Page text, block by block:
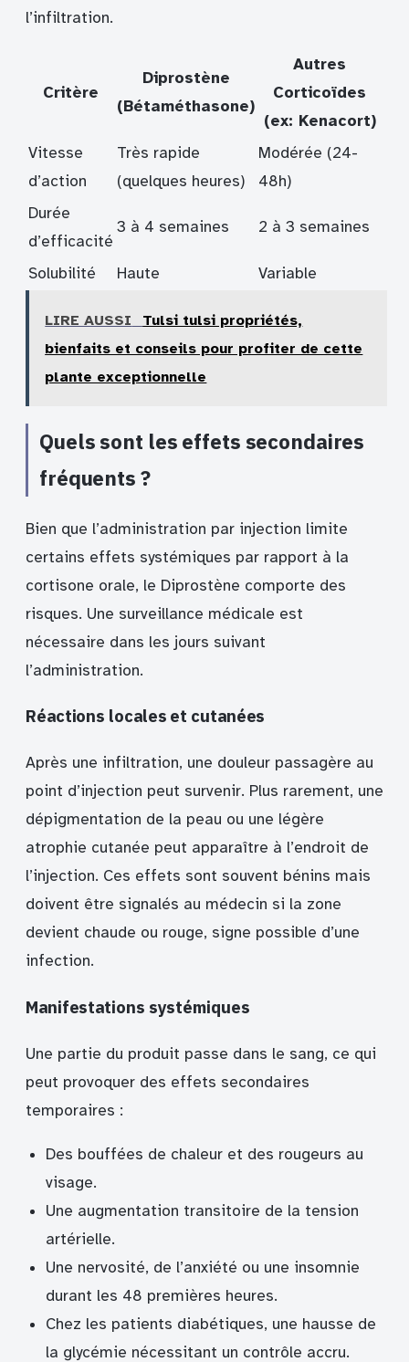
l’infiltration.
Critère
Diprostène
(Bétaméthasone)
Autres
Corticoïdes
(ex: Kenacort)
Vitesse
d’action
Très rapide
(quelques heures)
Modérée (24-
48h)
Durée
d’efficacité
3 à 4 semaines 2 à 3 semaines
Solubilité Haute Variable
LIRE AUSSI
Tulsi tulsi propriétés,
bienfaits et conseils pour profiter de cette
plante exceptionnelle
Quels sont les effets secondaires
fréquents ?
Bien que l’administration par injection limite
certains effets systémiques par rapport à la
cortisone orale, le Diprostène comporte des
risques. Une surveillance médicale est
nécessaire dans les jours suivant
l’administration.
Réactions locales et cutanées
Après une infiltration, une douleur passagère au
point d’injection peut survenir. Plus rarement, une
dépigmentation de la peau ou une légère
atrophie cutanée peut apparaître à l’endroit de
l’injection. Ces effets sont souvent bénins mais
doivent être signalés au médecin si la zone
devient chaude ou rouge, signe possible d’une
infection.
Manifestations systémiques
Une partie du produit passe dans le sang, ce qui
peut provoquer des effets secondaires
temporaires :
Des bouffées de chaleur et des rougeurs au
visage.
Une augmentation transitoire de la tension
artérielle.
Une nervosité, de l’anxiété ou une insomnie
durant les 48 premières heures.
Chez les patients diabétiques, une hausse de
la glycémie nécessitant un contrôle accru.